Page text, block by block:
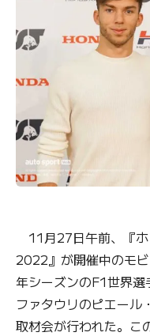
11月27日午前、『ホ
2022』が開催中のモ
年シーズンのF1世界
ファタウリのピエール
取材会が行われた。こ